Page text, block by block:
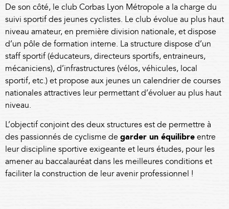
De son côté, le clubCorbas Lyon Métropolea la charge du
suivi sportif des jeunes cyclistes. Le club évolue au plus haut
niveau amateur, en première division nationale, et dispose
d’un pôle de formation interne. La structure dispose d’un
staff sportif (éducateurs, directeurs sportifs, entraineurs,
mécaniciens), d’infrastructures (vélos, véhicules, local
sportif, etc.) et propose aux jeunes un calendrier de courses
nationales attractives leur permettant d’évoluer au plus haut
niveau.
L’objectif conjoint des deux structures est de permettre à
des passionnés de cyclisme degarder un équilibreentre
leur discipline sportive exigeante et leurs études, pour les
amener au baccalauréat dans les meilleures conditions et
faciliter la construction de leur avenir professionnel !